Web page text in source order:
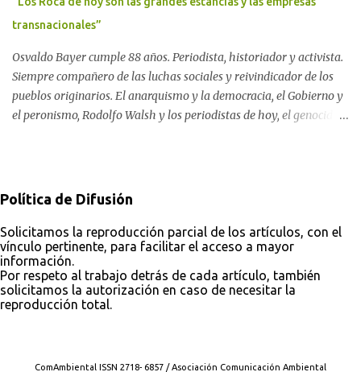
Dukal.
Rock Nacional.
transnacionales”
Osvaldo Bayer cumple 88 años. Periodista, historiador y activista.
Siempre compañero de las luchas sociales y reivindicador de los
pueblos originarios. El anarquismo y la democracia, el Gobierno y
el peronismo, Rodolfo Walsh y los periodistas de hoy, el genocidio
Política de Difusión
Solicitamos la reproducción parcial de los artículos, con el
vínculo pertinente, para facilitar el acceso a mayor
información.
Por respeto al trabajo detrás de cada artículo, también
solicitamos la autorización en caso de necesitar la
reproducción total.
ComAmbiental ISSN 2718- 6857 / Asociación Comunicación Ambiental